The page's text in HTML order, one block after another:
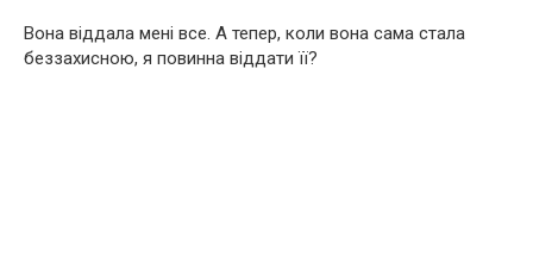
Вона віддала мені все. А тепер, коли вона сама стала
беззахисною, я повинна віддати її?